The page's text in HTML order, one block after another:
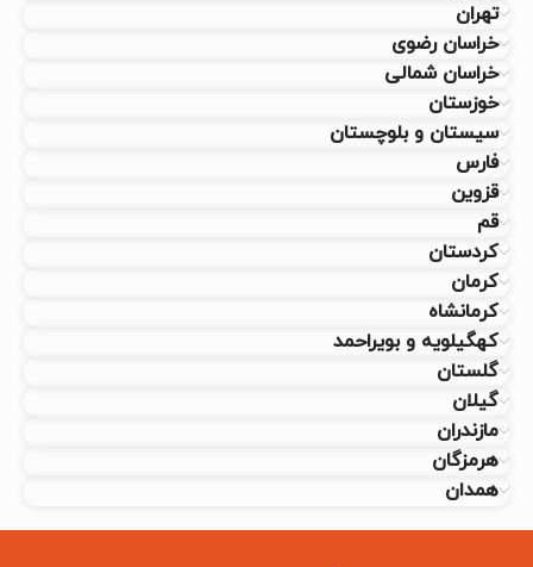
تهران
خراسان رضوی
خراسان شمالی
خوزستان
سیستان و بلوچستان
فارس
قزوین
قم
کردستان
کرمان
کرمانشاه
کهگیلویه و بویراحمد
گلستان
گیلان
مازندران
هرمزگان
همدان